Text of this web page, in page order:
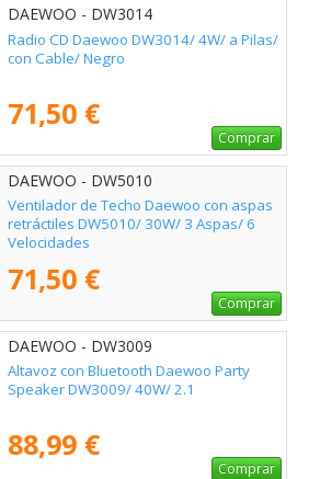
DAEWOO - DW3014
Radio CD Daewoo DW3014/ 4W/ a Pilas/
con Cable/ Negro
71,50 €
Comprar
DAEWOO - DW5010
Ventilador de Techo Daewoo con aspas
retráctiles DW5010/ 30W/ 3 Aspas/ 6
Velocidades
71,50 €
Comprar
DAEWOO - DW3009
Altavoz con Bluetooth Daewoo Party
Speaker DW3009/ 40W/ 2.1
88,99 €
Comprar